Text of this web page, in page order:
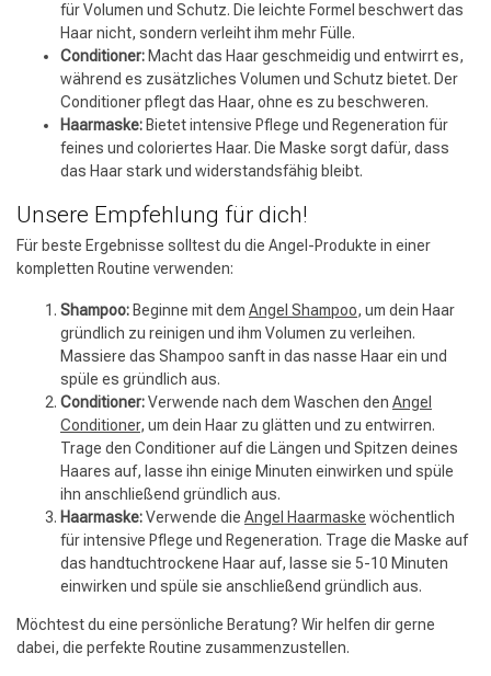
für Volumen und Schutz. Die leichte Formel beschwert das
Haar nicht, sondern verleiht ihm mehr Fülle.
Conditioner: Macht das Haar geschmeidig und entwirrt es,
während es zusätzliches Volumen und Schutz bietet. Der
Conditioner pflegt das Haar, ohne es zu beschweren.
Haarmaske: Bietet intensive Pflege und Regeneration für
feines und coloriertes Haar. Die Maske sorgt dafür, dass
das Haar stark und widerstandsfähig bleibt.
Unsere Empfehlung für dich!
Für beste Ergebnisse solltest du die Angel-Produkte in einer
kompletten Routine verwenden:
Shampoo:Beginne mit dem Angel Shampoo, um dein Haar
gründlich zu reinigen und ihm Volumen zu verleihen.
Massiere das Shampoo sanft in das nasse Haar ein und
spüle es gründlich aus.
Conditioner:Verwende nach dem Waschen den Angel
Conditioner, um dein Haar zu glätten und zu entwirren.
Trage den Conditioner auf die Längen und Spitzen deines
Haares auf, lasse ihn einige Minuten einwirken und spüle
ihn anschließend gründlich aus.
Haarmaske:Verwende die Angel Haarmaske wöchentlich
für intensive Pflege und Regeneration. Trage die Maske auf
das handtuchtrockene Haar auf, lasse sie 5-10 Minuten
einwirken und spüle sie anschließend gründlich aus.
Möchtest du eine persönliche Beratung? Wir helfen dir gerne
dabei, die perfekte Routine zusammenzustellen.